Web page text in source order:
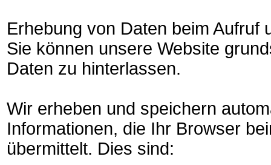
Erhebung von Daten beim Aufruf
Sie können unsere Website
Daten zu hinterlassen.
Wir erheben und speichern
Informationen, die Ihr Browser
übermittelt. Dies sind: